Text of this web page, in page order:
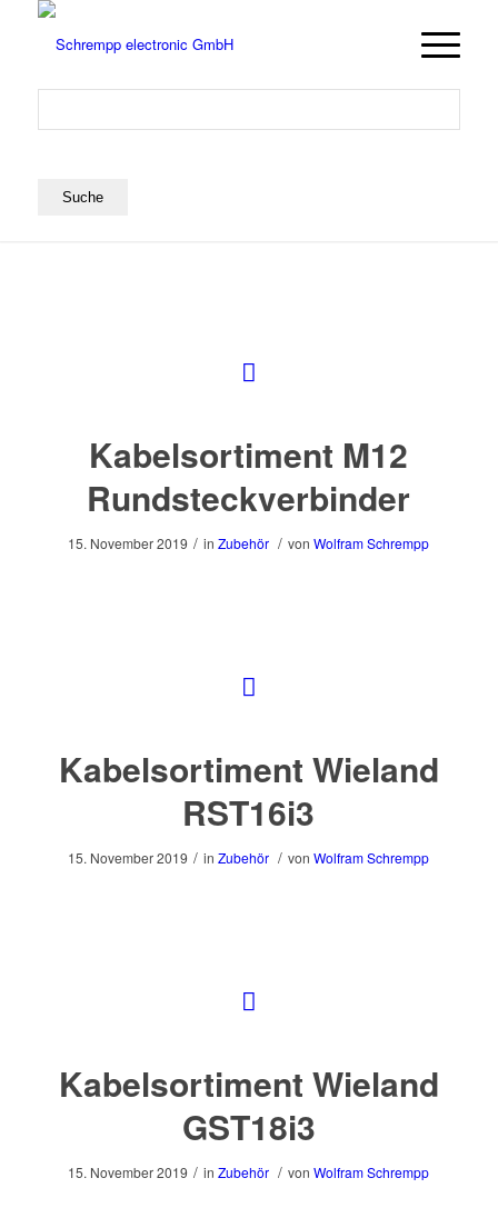
Kabelsortiment M12
Rundsteckverbinder
15. November 2019 / inZubehör / vonWolfram Schrempp
Kabelsortiment Wieland
RST16i3
15. November 2019 / inZubehör / vonWolfram Schrempp
Kabelsortiment Wieland
GST18i3
15. November 2019 / inZubehör / vonWolfram Schrempp